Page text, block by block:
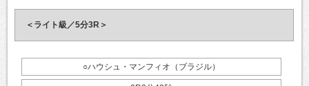
＜ライト級／5分3R＞
○ハウシュ・マンフィオ（ブラジル）